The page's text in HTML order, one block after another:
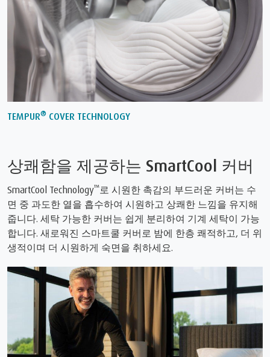
TEMPUR® COVER TECHNOLOGY
상쾌함을 제공하는 SmartCool 커버
SmartCool Technology™로 시원한 촉감의 부드러운 커버는 수
면 중 과도한 열을 흡수하여 시원하고 상쾌한 느낌을 유지해
줍니다. 세탁 가능한 커버는 쉽게 분리하여 기계 세탁이 가능
합니다. 새로워진 스마트쿨 커버로 밤에 한층 쾌적하고, 더 위
생적이며 더 시원하게 숙면을 취하세요.